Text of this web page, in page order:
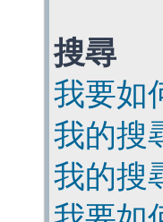
搜尋
我要如
我的搜
我的搜